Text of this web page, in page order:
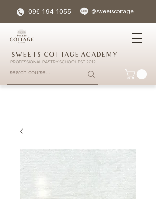
SWEETS COTTAGE ACADEMY
PROFESSIONAL PASTRY SCHOOL EST 2012
096-194-1055 @sweetscottage